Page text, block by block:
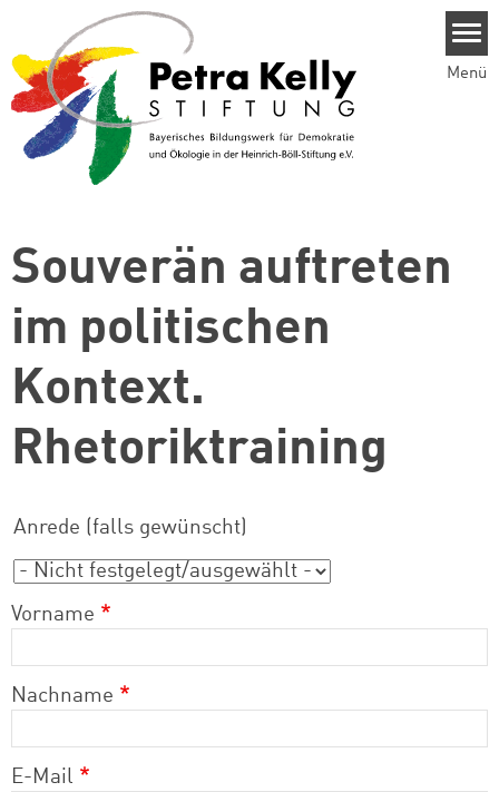
Menü
Souverän auftreten
im politischen
Kontext.
Rhetoriktraining
Anrede (falls gewünscht)
Anrede (falls gewünscht)
Vorname
Nachname
E-Mail